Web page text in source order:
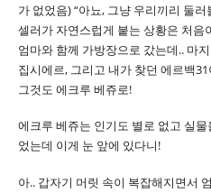
가 없었음) “아뇨, 그냥 우리끼리 둘러
셀러가 자연스럽게 붙는 상황은 처음
엄마와 함께 가방장으로 갔는데.. 마
집시에르, 그리고 내가 찾던 에르백
그것도 에크루 베쥬로!
에크루 베쥬는 인기도 별로 없고 실
었는데 이게 눈 앞에 있다니!
아.. 갑자기 머릿 속이 복잡해지면서